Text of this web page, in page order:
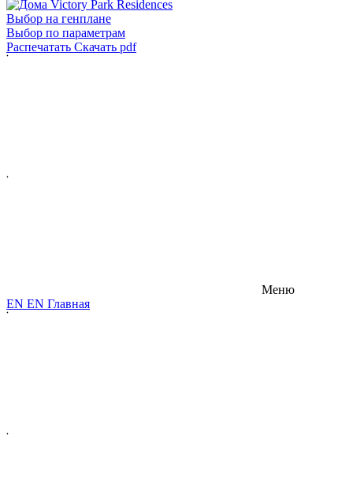
Выбор на генплане
Выбор по параметрам
Распечатать Скачать pdf
Меню
EN EN Главная